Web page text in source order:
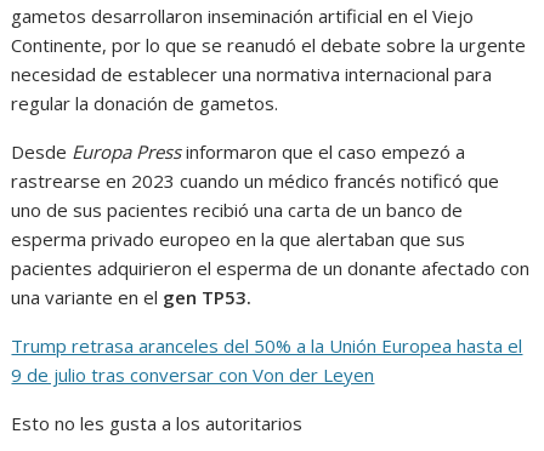
gametos desarrollaron inseminación artificial en el Viejo
Continente, por lo que se reanudó el debate sobre la urgente
necesidad de establecer una normativa internacional para
regular la donación de gametos.
Desde Europa Pressinformaron que el caso empezó a
rastrearse en 2023 cuando un médico francés notificó que
uno de sus pacientes recibió una carta de un banco de
esperma privado europeo en la que alertaban que sus
pacientes adquirieron el esperma de un donante afectado con
una variante en el gen TP53.
Trump retrasa aranceles del 50% a la Unión Europea hasta el
9 de julio tras conversar con Von der Leyen
Esto no les gusta a los autoritarios